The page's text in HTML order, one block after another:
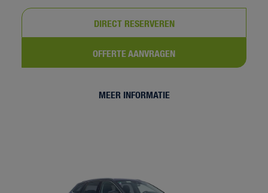
DIRECT RESERVEREN
OFFERTE AANVRAGEN
MEER INFORMATIE